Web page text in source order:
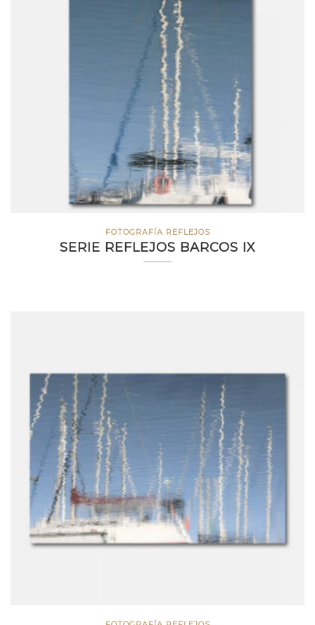
FOTOGRAFÍA REFLEJOS
SERIE REFLEJOS BARCOS IX